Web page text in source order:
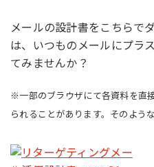
メールの設計書をこちらで
は、いつものメールにプラ
てみませんか？
※一部のブラウザにて各資料を直
られることがあります。そのよう